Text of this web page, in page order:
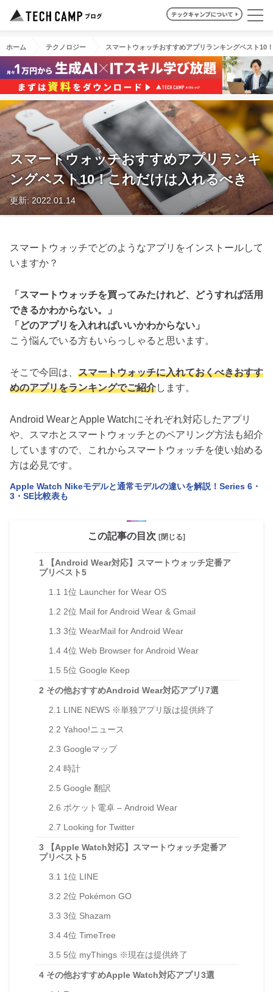
ホーム テクノロジー スマートウォッチおすすめアプリランキングベスト10
スマートウォッチおすすめアプリランキ
ングベスト10！これだけは入れるべき
更新: 2022.01.14
スマートウォッチでどのようなアプリをインストールして
いますか？
「スマートウォッチを買ってみたけれど、どうすれば活用
できるかわからない。」
「どのアプリを入れればいいかわからない」
こう悩んでいる方もいらっしゃると思います。
そこで今回は、 スマートウォッチに入れておくべきおすす
めのアプリをランキングでご紹介します。
Android WearとApple Watchにそれぞれ対応したアプリ
や、スマホとスマートウォッチとのペアリング方法も紹介
していますので、これからスマートウォッチを使い始める
方は必見です。
Apple Watch Nikeモデルと通常モデルの違いを解説！Series 6・
3・SE比較表も
この記事の目次 [閉じる]
1 【Android Wear対応】スマートウォッチ定番ア
プリベスト5
1.1 1位 Launcher for Wear OS
1.2 2位 Mail for Android Wear & Gmail
1.3 3位 WearMail for Android Wear
1.4 4位 Web Browser for Android Wear
1.5 5位 Google Keep
2 その他おすすめAndroid Wear対応アプリ7選
2.1 LINE NEWS ※単独アプリ版は提供終了
2.2 Yahoo!ニュース
2.3 Googleマップ
2.4 時計
2.5 Google 翻訳
2.6 ポケット電卓 – Android Wear
2.7 Looking for Twitter
3 【Apple Watch対応】スマートウォッチ定番ア
プリベスト5
3.1 1位 LINE
3.2 2位 Pokémon GO
3.3 3位 Shazam
3.4 4位 TimeTree
3.5 5位 myThings ※現在は提供終了
4 その他おすすめApple Watch対応アプリ3選